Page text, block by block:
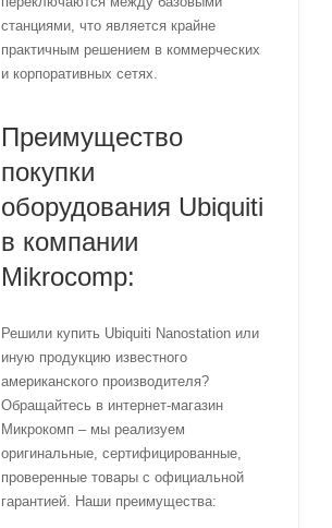
станциями, что является крайне
практичным решением в коммерческих
и корпоративных сетях.
Преимущество
покупки
оборудования Ubiquiti
в компании
Mikrocomp:
Решили купить Ubiquiti Nanostation или
иную продукцию известного
американского производителя?
Обращайтесь в интернет-магазин
Микрокомп – мы реализуем
оригинальные, сертифицированные,
проверенные товары с официальной
гарантией. Наши преимущества: